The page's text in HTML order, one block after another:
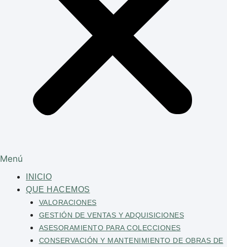
Menú
INICIO
QUE HACEMOS
VALORACIONES
GESTIÓN DE VENTAS Y ADQUISICIONES
ASESORAMIENTO PARA COLECCIONES
CONSERVACIÓN Y MANTENIMIENTO DE OBRAS DE